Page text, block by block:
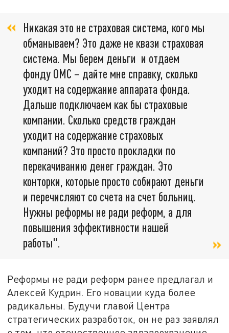
Никакая это не страховая система, кого мы
обманываем? Это даже не квази страховая
система. Мы берем деньги и отдаем
фонду ОМС – дайте мне справку, сколько
уходит на содержание аппарата фонда.
Дальше подключаем как бы страховые
компании. Сколько средств граждан
уходит на содержание страховых
компаний? Это просто прокладки по
перекачиванию денег граждан. Это
конторки, которые просто собирают деньги
и перечисляют со счета на счет больниц.
Нужны реформы не ради реформ, а для
повышения эффективности нашей
работы".
Реформы не ради реформ ранее предлагал и
Алексей Кудрин. Его новации куда более
радикальны. Будучи главой Центра
стратегических разработок, он не раз заявлял